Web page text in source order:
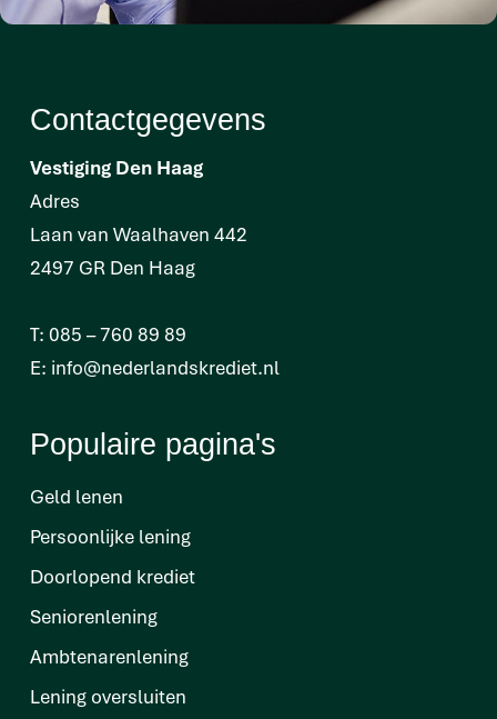
Contactgegevens
Vestiging Den Haag
Adres
Laan van Waalhaven 442
2497 GR Den Haag
T: 085 – 760 89 89
E: info@nederlandskrediet.nl
Populaire pagina's
Geld lenen
Persoonlijke lening
Doorlopend krediet
Seniorenlening
Ambtenarenlening
Lening oversluiten